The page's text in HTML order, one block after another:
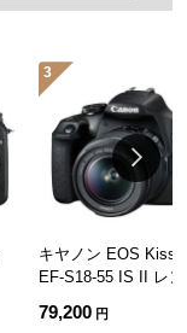
3
キヤノン EOS Kiss
EF-S18-55 IS II レ
79,200 円